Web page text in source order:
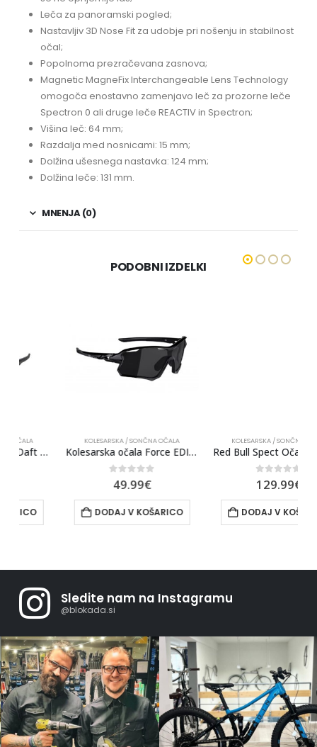
Leča za panoramski pogled;
Nastavljiv 3D Nose Fit za udobje pri nošenju in stabilnost
očal;
Popolnoma prezračevana zasnova;
Magnetic MagneFix Interchangeable Lens Technology
omogoča enostavno zamenjavo leč za prozorne leče
Spectron 0 ali druge leče REACTIV in Spectron;
Višina leč: 64 mm;
Razdalja med nosnicami: 15 mm;
Dolžina ušesnega nastavka: 124 mm;
Dolžina leče: 131 mm.
MNENJA (0)
PODOBNI IZDELKI
KOLESARSKA / SONČNA OČALA
Kolesarska očala Force EDIE, Črna
out of 5
DODAJ V KOŠARICO
KOLESARSKA / SONČNA OČALA
Red Bull Spect Očala Fuse Modra
out of 5
DODAJ V KOŠARICO
Sledite nam na Instagramu
@blokada.si